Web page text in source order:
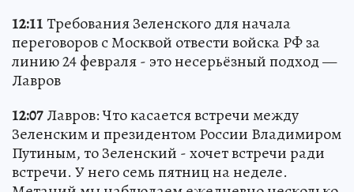
12:11Требования Зеленского для начала
переговоров с Москвой отвести войска РФ за
линию 24 февраля - это несерьёзный подход —
Лавров
12:07Лавров: Что касается встречи между
Зеленским и президентом России Владимиром
Путиным, то Зеленский - хочет встречи ради
встречи. У него семь пятниц на неделе.